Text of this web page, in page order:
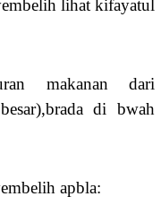
lihat kifayatul
makanan dari
di bwah
apbla: